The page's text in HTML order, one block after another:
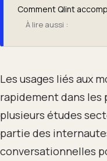
Comment Qlint
À lire aussi :
Les usages liés aux
rapidement dans les
plusieurs études
partie des
conversationnelles